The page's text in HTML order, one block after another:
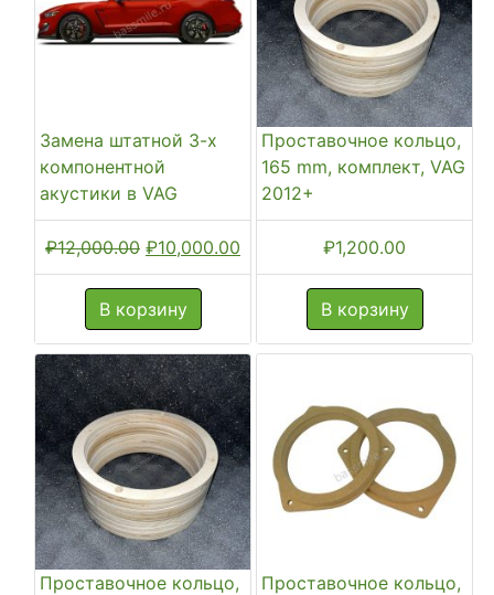
Замена штатной 3-х
компонентной
акустики в VAG
₽12,000.00 Первоначальная
цена
составляла
₽12,000.00.
₽10,000.00
цена:
₽10,000.00.
В корзину
Проставочное кольцо,
165 mm, комплект, VAG
2012+
₽1,200.00
В корзину
Проставочное кольцо,
Проставочное кольцо,